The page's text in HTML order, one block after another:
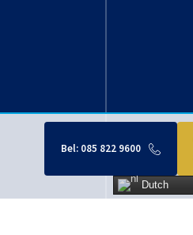
Dutch
Bel: 085 822 9600